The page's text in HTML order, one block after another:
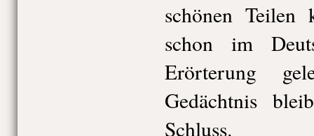
schönen Teilen
schon im
Erörterung
Gedächtnis
Schluss.